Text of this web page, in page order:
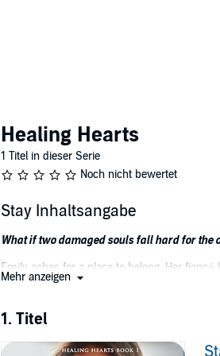
Healing Hearts
1 Titel in dieser Serie
Noch nicht bewertet
Stay Inhaltsangabe
What if two damaged souls fall hard for
Emily aches for a place to belong. Her
does she expect the electricity that crackles
Jacob closed himself off when his wife left
bright light that shines into his damaged
a family.
Mehr anzeigen
1. Titel